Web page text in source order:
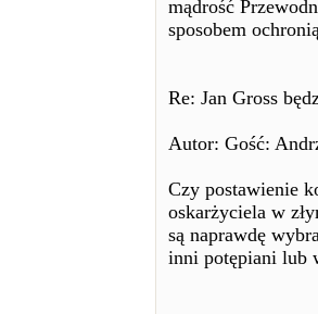
mądrość
sposobem
Re: Jan Gross
Autor: Gość:
Czy postawienie
oskarżyciela w
są naprawdę
inni potępiani lub